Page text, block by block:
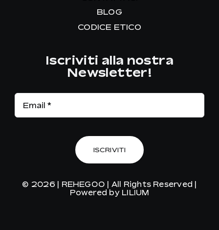
BLOG
CODICE ETICO
Iscriviti alla nostra
Newsletter!
ISCRIVITI
© 2026 | REHEGOO | All Rights Reserved |
Powered by LILIUM